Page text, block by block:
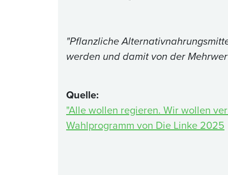
"Pflanzliche
werden und damit von der
Quelle:
"Alle wollen regieren. Wir wollen
Wahlprogramm von Die Linke 2025